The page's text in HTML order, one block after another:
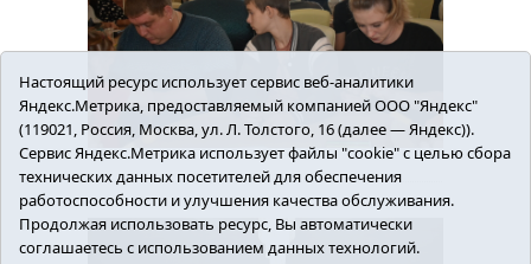
Настоящий ресурс использует сервис веб-аналитики
Яндекс.Метрика, предоставляемый компанией ООО "Яндекс"
(119021, Россия, Москва, ул. Л. Толстого, 16 (далее — Яндекс)).
Сервис Яндекс.Метрика использует файлы "cookie" с целью сбора
технических данных посетителей для обеспечения
работоспособности и улучшения качества обслуживания.
Продолжая использовать ресурс, Вы автоматически
соглашаетесь с использованием данных технологий.